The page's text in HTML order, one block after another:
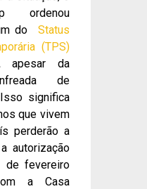
ordenou
do Status
(TPS)
da
de
significa
que vivem
perderão a
autorização
de fevereiro
a Casa